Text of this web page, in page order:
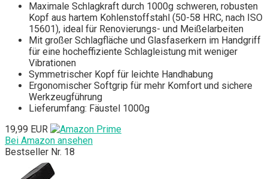
Maximale Schlagkraft durch 1000g schweren, robusten
Kopf aus hartem Kohlenstoffstahl (50-58 HRC, nach ISO
15601), ideal für Renovierungs- und Meißelarbeiten
Mit großer Schlagfläche und Glasfaserkern im Handgriff
für eine hocheffiziente Schlagleistung mit weniger
Vibrationen
Symmetrischer Kopf für leichte Handhabung
Ergonomischer Softgrip für mehr Komfort und sichere
Werkzeugführung
Lieferumfang: Fäustel 1000g
19,99 EUR
Bei Amazon ansehen
Bestseller Nr. 18